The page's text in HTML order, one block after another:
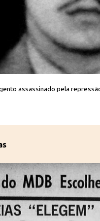
assassinado pela